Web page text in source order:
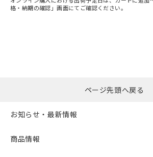
格・納期の確認」画面にてご確認ください。
ページ先頭へ戻る
お知らせ・最新情報
商品情報